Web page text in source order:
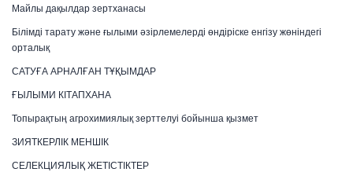
Майлы дақылдар зертханасы
Білімді тарату және ғылыми әзірлемелерді өндіріске енгізу жөніндегі
орталық
САТУҒА АРНАЛҒАН ТҰҚЫМДАР
ҒЫЛЫМИ КІТАПХАНА
Топырақтың агрохимиялық зерттелуі бойынша қызмет
ЗИЯТКЕРЛІК МЕНШІК
СЕЛЕКЦИЯЛЫҚ ЖЕТІСТІКТЕР